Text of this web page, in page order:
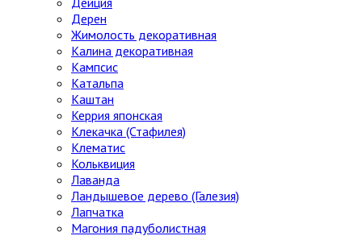
Дерен
Жимолость декоративная
Калина декоративная
Кампсис
Катальпа
Каштан
Керрия японская
Клекачка (Стафилея)
Клематис
Кольквиция
Лаванда
Ландышевое дерево (Галезия)
Лапчатка
Магония падуболистная